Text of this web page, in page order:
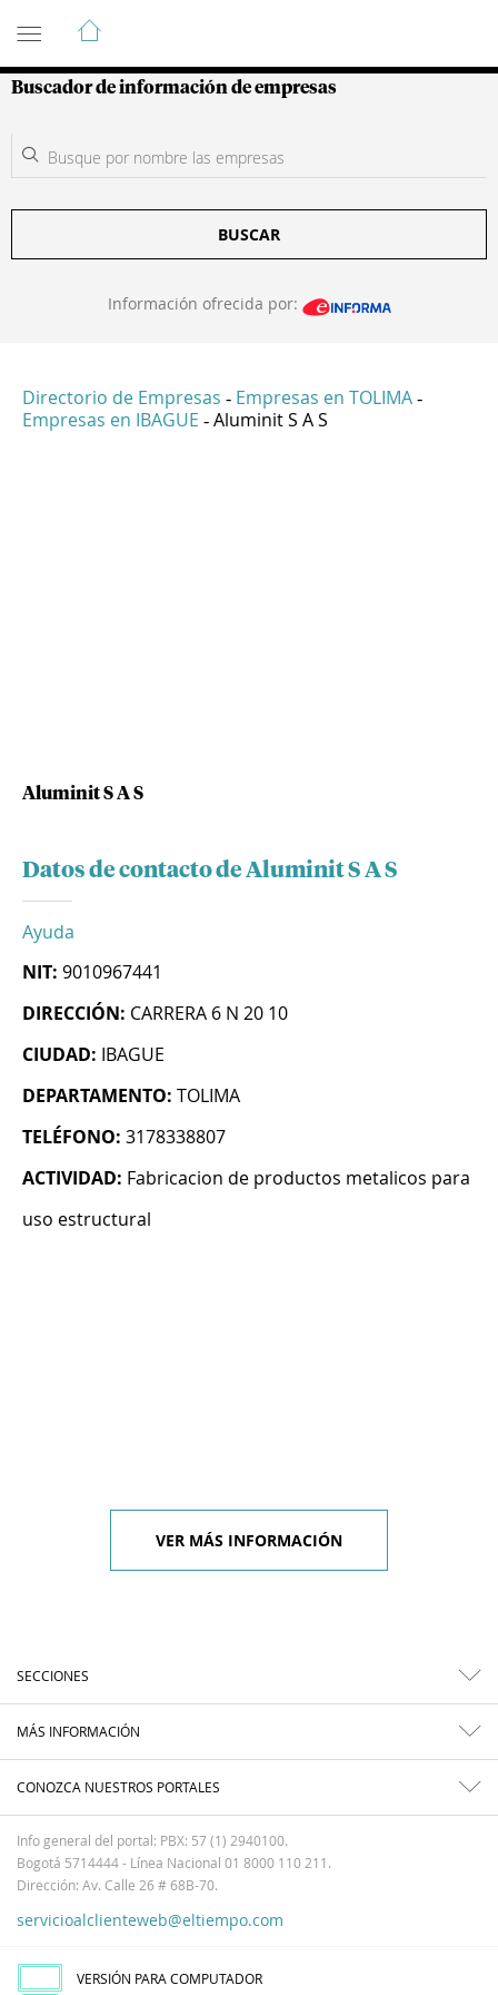
Guía de Empresas Colombianas
Buscador de información de empresas
BUSCAR
Información ofrecida por:
Directorio de Empresas - Empresas en TOLIMA -
Empresas en IBAGUE - Aluminit S A S
Aluminit S A S
Datos de contacto de Aluminit S A S
Ayuda
NIT: 9010967441
DIRECCIÓN: CARRERA 6 N 20 10
CIUDAD: IBAGUE
DEPARTAMENTO: TOLIMA
TELÉFONO: 3178338807
ACTIVIDAD: Fabricacion de productos metalicos para
uso estructural
VER MÁS INFORMACIÓN
SECCIONES
MÁS INFORMACIÓN
CONOZCA NUESTROS PORTALES
Info general del portal: PBX: 57 (1) 2940100.
Bogotá 5714444 - Línea Nacional 01 8000 110 211.
Dirección: Av. Calle 26 # 68B-70.
servicioalclienteweb@eltiempo.com
VERSIÓN PARA COMPUTADOR